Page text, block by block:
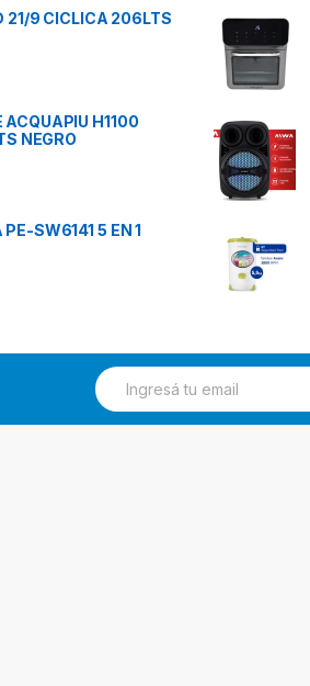
21/9 CICLICA 206LTS
ACQUAPIU H1100
NEGRO
SW6141 5 EN 1
E
m